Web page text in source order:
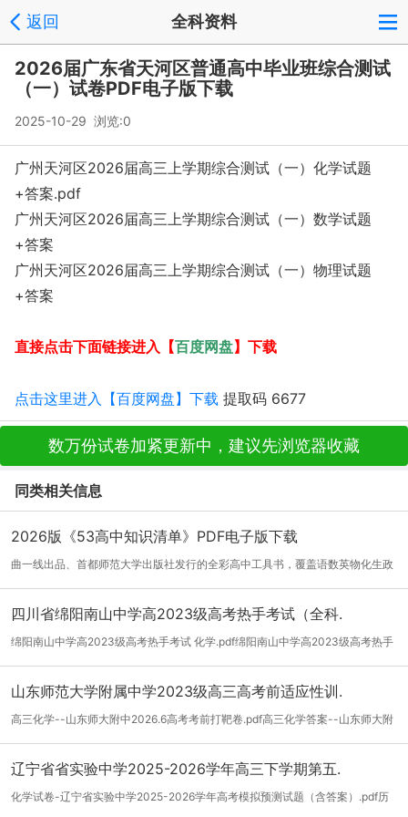
返回 全科资料
2026届广东省天河区普通高中毕业班综合测试
（一）试卷PDF电子版下载
2025-10-29 浏览:0
广州天河区2026届高三上学期综合测试（一）化学试题
+答案.pdf
广州天河区2026届高三上学期综合测试（一）数学试题
+答案
广州天河区2026届高三上学期综合测试（一）物理试题
+答案
直接点击下面链接进入【百度网盘】下载
点击这里进入【百度网盘】下载 提取码 6677
数万份试卷加紧更新中，建议先浏览器收藏
同类相关信息
2026版《53高中知识清单》PDF电子版下载
曲一线出品、首都师范大学出版社发行的全彩高中工具书，覆盖语数英物化生政
史地九...[详细]
四川省绵阳南山中学高2023级高考热手考试（全科.
绵阳南山中学高2023级高考热手考试 化学.pdf绵阳南山中学高2023级高考热手
考试 化...[详细]
山东师范大学附属中学2023级高三高考前适应性训.
高三化学--山东师大附中2026.6高考考前打靶卷.pdf高三化学答案--山东师大附
中2026....[详细]
辽宁省省实验中学2025-2026学年高三下学期第五.
化学试卷-辽宁省实验中学2025-2026学年高考模拟预测试题（含答案）.pdf历